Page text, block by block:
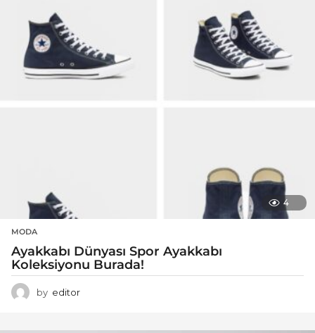
4
MODA
Ayakkabı Dünyası Spor Ayakkabı
Koleksiyonu Burada!
by editor